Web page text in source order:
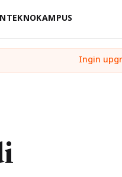
TEKNOKAMPUS